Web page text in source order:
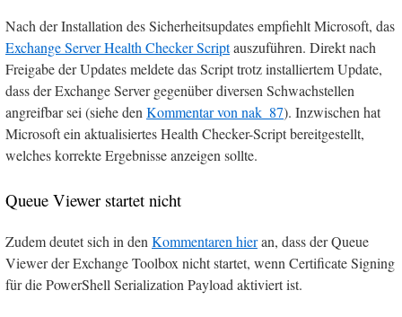
Nach der Installation des Sicherheitsupdates empfiehlt Microsoft, das
Exchange Server Health Checker Scriptauszuführen. Direkt nach
Freigabe der Updates meldete das Script trotz installiertem Update,
dass der Exchange Server gegenüber diversen Schwachstellen
angreifbar sei (siehe denKommentar von nak_87). Inzwischen hat
Microsoft ein aktualisiertes Health Checker-Script bereitgestellt,
welches korrekte Ergebnisse anzeigen sollte.
Queue Viewer startet nicht
Zudem deutet sich in denKommentaren hieran, dass der Queue
Viewer der Exchange Toolbox nicht startet, wenn Certificate Signing
für die PowerShell Serialization Payload aktiviert ist.